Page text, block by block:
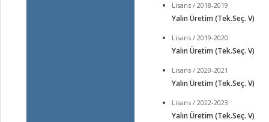
Lisans / 2018-2019
Yalın Üretim (Tek.Seç. V)
Lisans / 2019-2020
Yalın Üretim (Tek.Seç. V)
Lisans / 2020-2021
Yalın Üretim (Tek.Seç. V)
Lisans / 2022-2023
Yalın Üretim (Tek.Seç. V)